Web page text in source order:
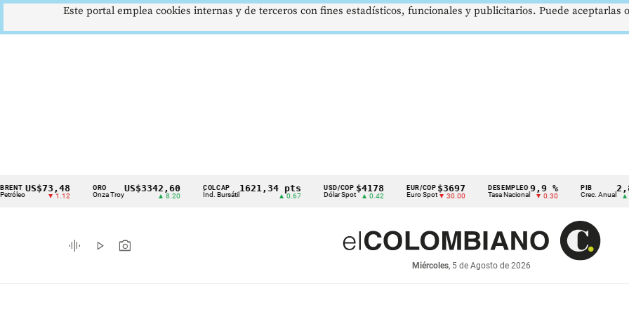
Cintillo
indicadores
económicos
▼ 1.12
ORO
Onza Troy
US$3342,60 COLCAP
Índ. Bursátil
1621,34 pts USD/COP
Dólar Spot
$4178
▲ 0.42
EUR/COP
Euro Spot
$3697
▼ 30.00
DESEMPLEO
Tasa Nacional
9,9 %
▼ 0.30
PIB
Crec. Anual
2,8 %
▲ 0.10
graphic_eq play_arrow photo_camera
Miércoles, 5 de Agosto de 2026
Este portal emplea cookies internas y de terceros con fines estadísticos, funcionales y publicitarios. Puede aceptarlas